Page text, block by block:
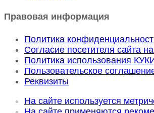
Правовая информация
Политика
Согласие посетителя сайта
Политика использования
Пользовательское
Реквизиты
На сайте используется